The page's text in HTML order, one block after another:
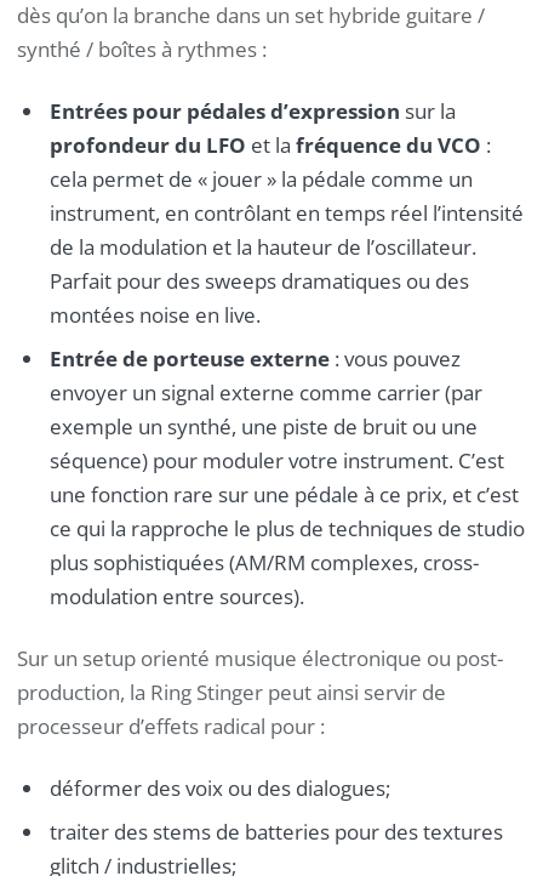
dès qu’on la branche dans un set hybride guitare /
synthé / boîtes à rythmes :
Entrées pour pédales d’expression sur la
profondeur du LFO et la fréquence du VCO :
cela permet de « jouer » la pédale comme un
instrument, en contrôlant en temps réel l’intensité
de la modulation et la hauteur de l’oscillateur.
Parfait pour des sweeps dramatiques ou des
montées noise en live.
Entrée de porteuse externe: vous pouvez
envoyer un signal externe comme carrier (par
exemple un synthé, une piste de bruit ou une
séquence) pour moduler votre instrument. C’est
une fonction rare sur une pédale à ce prix, et c’est
ce qui la rapproche le plus de techniques de studio
plus sophistiquées (AM/RM complexes, cross-
modulation entre sources).
Sur un setup orienté musique électronique ou post-
production, la Ring Stinger peut ainsi servir de
processeur d’effets radical pour :
déformer des voix ou des dialogues;
traiter des stems de batteries pour des textures
glitch / industrielles;